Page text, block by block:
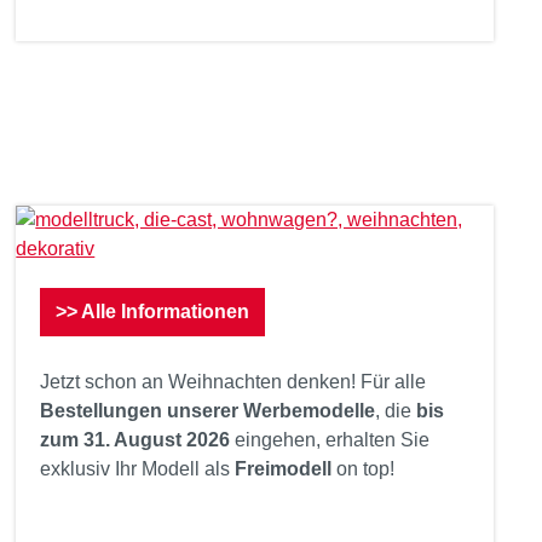
>> Alle Informationen
Jetzt schon an Weihnachten denken! Für alle
Bestellungen unserer Werbemodelle, die bis
zum 31. August 2026eingehen, erhalten Sie
exklusiv Ihr Modell als Freimodell on top!